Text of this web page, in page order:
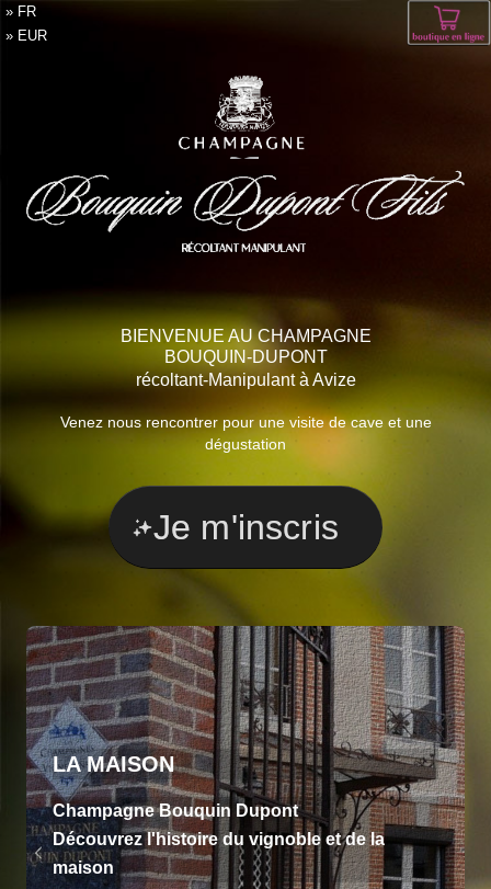
FR
EUR
BIENVENUE AU CHAMPAGNE
BOUQUIN-DUPONT
récoltant-Manipulant à Avize
Venez nous rencontrer pour une visite de cave et une
dégustation
Je m'inscris
LA MAISON
Champagne Bouquin Dupont
Découvrez l'histoire du vignoble et de la
maison